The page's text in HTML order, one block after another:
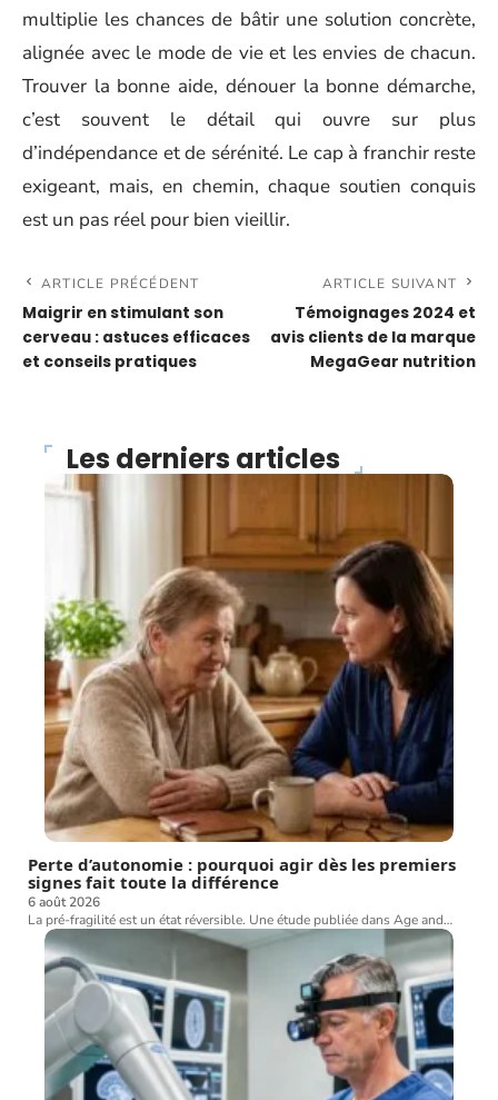
multiplie les chances de bâtir une solution concrète,
alignée avec le mode de vie et les envies de chacun.
Trouver la bonne aide, dénouer la bonne démarche,
c’est souvent le détail qui ouvre sur plus
d’indépendance et de sérénité. Le cap à franchir reste
exigeant, mais, en chemin, chaque soutien conquis
est un pas réel pour bien vieillir.
ARTICLE PRÉCÉDENT
Maigrir en stimulant son
cerveau : astuces efficaces
et conseils pratiques
ARTICLE SUIVANT
Témoignages 2024 et
avis clients de la marque
MegaGear nutrition
Les derniers articles
Perte d’autonomie : pourquoi agir dès les premiers
signes fait toute la différence
6 août 2026
La pré-fragilité est un état réversible. Une étude publiée dans Age and…